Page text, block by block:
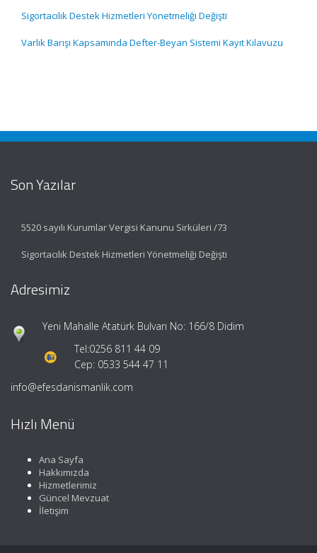
Sigortacılık Destek Hizmetleri Yönetmeliği Değişti
Varlık Barışı Kapsamında Defter-Beyan Sistemi Kayıt Kılavuzu
Son Yazılar
5520 sayılı Kurumlar Vergisi Kanunu Sirküleri /73
Sigortacılık Destek Hizmetleri Yönetmeliği Değişti
Adresimiz
Yeni Mahalle Atatürk Bulvarı No: 166/8 Didim
Tel:0256 811 44 09
Cep: 0533 544 47 11
info@efesdanismanlik.com
Hızlı Menü
Ana Sayfa
Hakkımızda
Hizmetlerimiz
Güncel Mevzuat
İletişim